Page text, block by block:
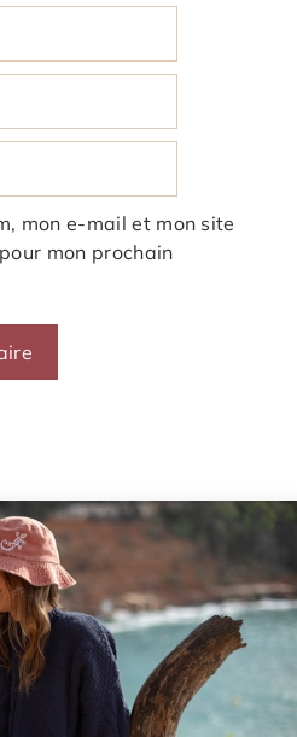
mon e-mail et mon site
mon prochain